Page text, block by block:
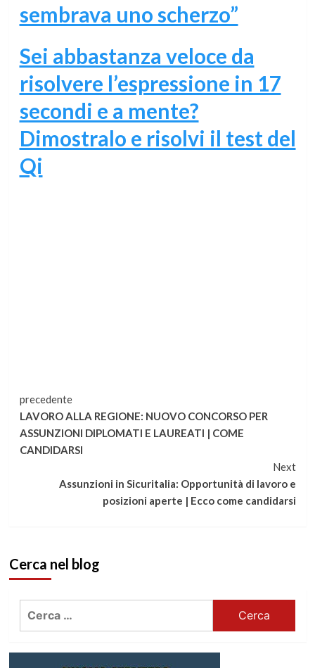
sembrava uno scherzo”
Sei abbastanza veloce da
risolvere l’espressione in 17
secondi e a mente?
Dimostralo e risolvi il test del
Qi
Continua
a
leggere
precedente
LAVORO ALLA REGIONE: NUOVO CONCORSO PER
ASSUNZIONI DIPLOMATI E LAUREATI | COME
CANDIDARSI
Next
Assunzioni in Sicuritalia: Opportunità di lavoro e
posizioni aperte | Ecco come candidarsi
Cerca nel blog